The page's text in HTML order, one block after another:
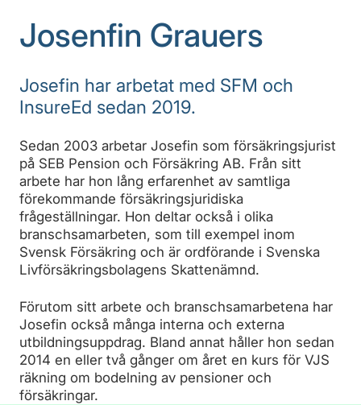
Josenfin Grauers
Josefin har arbetat med SFM och
InsureEd sedan 2019.
Sedan 2003 arbetar Josefin som försäkringsjurist
på SEB Pension och Försäkring AB. Från sitt
arbete har hon lång erfarenhet av samtliga
förekommande försäkringsjuridiska
frågeställningar. Hon deltar också i olika
branschsamarbeten, som till exempel inom
Svensk Försäkring och är ordförande i Svenska
Livförsäkringsbolagens Skattenämnd.
Förutom sitt arbete och branschsamarbetena har
Josefin också många interna och externa
utbildningsuppdrag. Bland annat håller hon sedan
2014 en eller två gånger om året en kurs för VJS
räkning om bodelning av pensioner och
försäkringar.